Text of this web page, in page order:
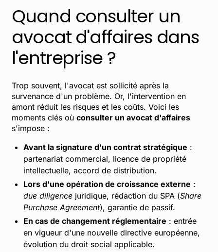
Quand consulter un
avocat d'affaires dans
l'entreprise ?
Trop souvent, l'avocat est sollicité après la
survenance d'un problème. Or, l'intervention en
amont réduit les risques et les coûts. Voici les
moments clés où consulter un avocat d'affaires
s'impose :
Avant la signature d'un contrat stratégique :
partenariat commercial, licence de propriété
intellectuelle, accord de distribution.
Lors d'une opération de croissance externe :
due diligence juridique, rédaction du SPA (Share
Purchase Agreement), garantie de passif.
En cas de changement réglementaire : entrée
en vigueur d'une nouvelle directive européenne,
évolution du droit social applicable.